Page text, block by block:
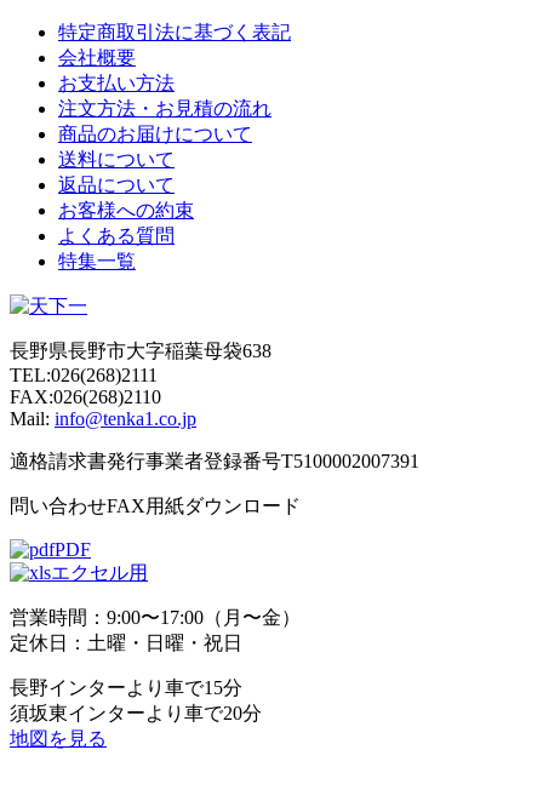
特定商取引法に基づく表記
会社概要
お支払い方法
注文方法・お見積の流れ
商品のお届けについて
送料について
返品について
お客様への約束
よくある質問
特集一覧
長野県長野市大字稲葉母袋638
TEL:026(268)2111
FAX:026(268)2110
Mail: info@tenka1.co.jp
適格請求書発行事業者登録番号T5100002007391
問い合わせFAX用紙ダウンロード
PDF
エクセル用
営業時間：9:00〜17:00（月〜金）
定休日：土曜・日曜・祝日
長野インターより車で15分
須坂東インターより車で20分
地図を見る